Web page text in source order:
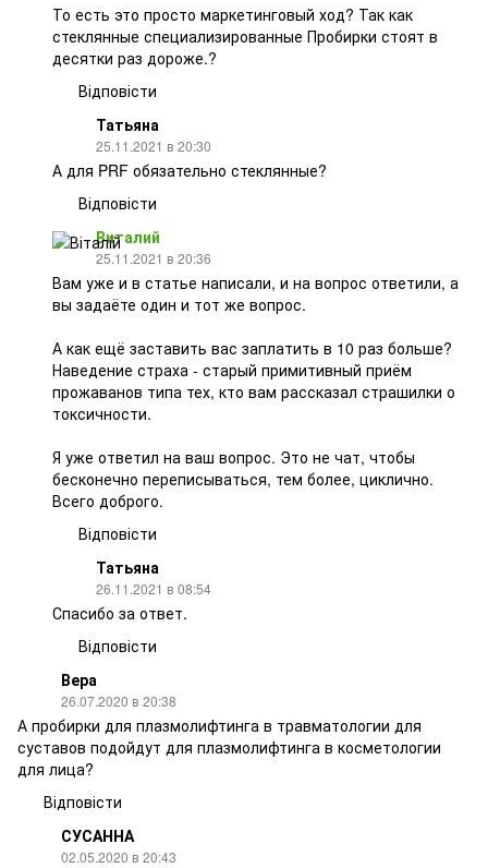
То есть это просто маркетинговый ход? Так как
стеклянные специализированные Пробирки стоят в
десятки раз дороже.?
Відповісти
Татьяна
25.11.2021 в 20:30
А для PRF обязательно стеклянные?
Відповісти
Виталий
25.11.2021 в 20:36
Вам уже и в статье написали, и на вопрос ответили, а
вы задаёте один и тот же вопрос.
А как ещё заставить вас заплатить в 10 раз больше?
Наведение страха - старый примитивный приём
прожаванов типа тех, кто вам рассказал страшилки о
токсичности.
Я уже ответил на ваш вопрос. Это не чат, чтобы
бесконечно переписываться, тем более, циклично.
Всего доброго.
Відповісти
Татьяна
26.11.2021 в 08:54
Спасибо за ответ.
Відповісти
Вера
26.07.2020 в 20:38
А пробирки для плазмолифтинга в травматологии для
суставов подойдут для плазмолифтинга в косметологии
для лица?
Відповісти
СУСАННА
02.05.2020 в 20:43